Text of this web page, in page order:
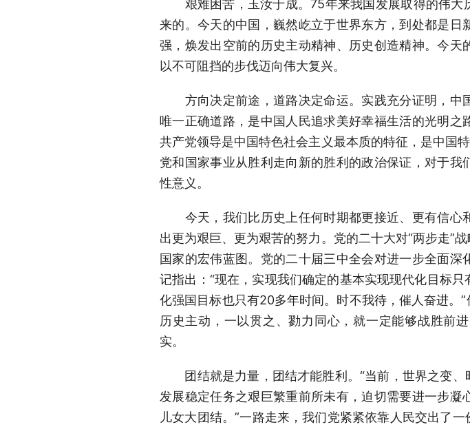
艰难困苦，玉汝于成。75年来我国发展取得的伟大
来的。今天的中国，巍然屹立于世界东方，到处都是
强，焕发出空前的历史主动精神、历史创造精神。今
以不可阻挡的步伐迈向伟大复兴。
方向决定前途，道路决定命运。实践充分证明，中
唯一正确道路，是中国人民追求美好幸福生活的光明
共产党领导是中国特色社会主义最本质的特征，是中国
党和国家事业从胜利走向新的胜利的政治保证，对于
性意义。
今天，我们比历史上任何时期都更接近、更有信心
出更为艰巨、更为艰苦的努力。党的二十大对“两步走”
国家的宏伟蓝图。党的二十届三中全会对进一步全面
记指出：“现在，实现我们确定的基本实现现代化目标
化强国目标也只有20多年时间。时不我待，催人奋进。
历史主动，一以贯之、勠力同心，就一定能够战胜前
实。
团结就是力量，团结才能胜利。“当前，世界之变、
发展稳定任务之艰巨繁重前所未有，迫切需要进一步
儿女大团结。”一路走来，我们党紧紧依靠人民交出了